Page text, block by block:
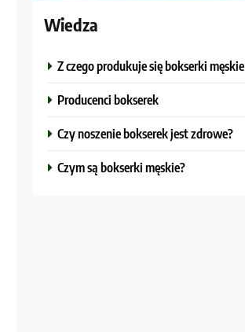
Wiedza
Z czego produkuje się bokserki męskie
Producenci bokserek
Czy noszenie bokserek jest zdrowe?
Czym są bokserki męskie?